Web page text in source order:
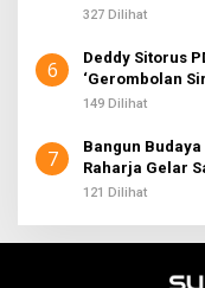
327 Dilihat
6
Deddy Sitorus
‘Gerombolan
Sufmi Dasco
149 Dilihat
7
Bangun
Raharja Gelar
Industri
121 Dilihat